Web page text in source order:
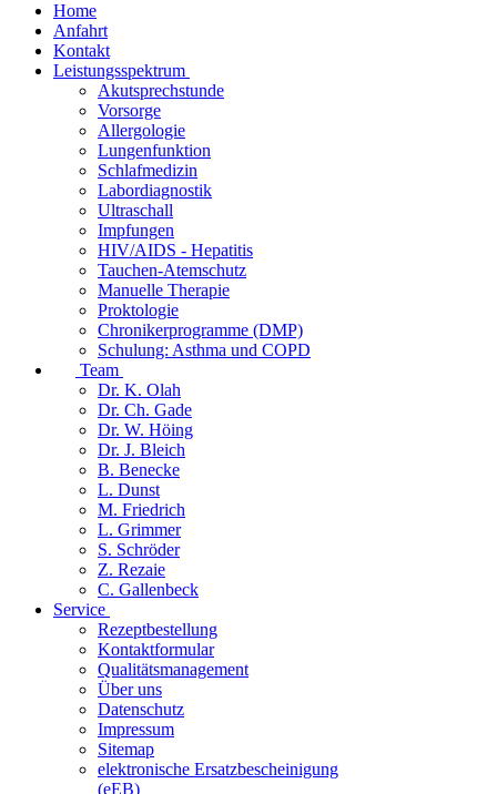
Home
Anfahrt
Kontakt
Leistungsspektrum
Akutsprechstunde
Vorsorge
Allergologie
Lungenfunktion
Schlafmedizin
Labordiagnostik
Ultraschall
Impfungen
HIV/AIDS - Hepatitis
Tauchen-Atemschutz
Manuelle Therapie
Proktologie
Chronikerprogramme (DMP)
Schulung: Asthma und COPD
Team
Dr. K. Olah
Dr. Ch. Gade
Dr. W. Höing
Dr. J. Bleich
B. Benecke
L. Dunst
M. Friedrich
L. Grimmer
S. Schröder
Z. Rezaie
C. Gallenbeck
Service
Rezeptbestellung
Kontaktformular
Qualitätsmanagement
Über uns
Datenschutz
Impressum
Sitemap
elektronische Ersatzbescheinigung
(eEB)